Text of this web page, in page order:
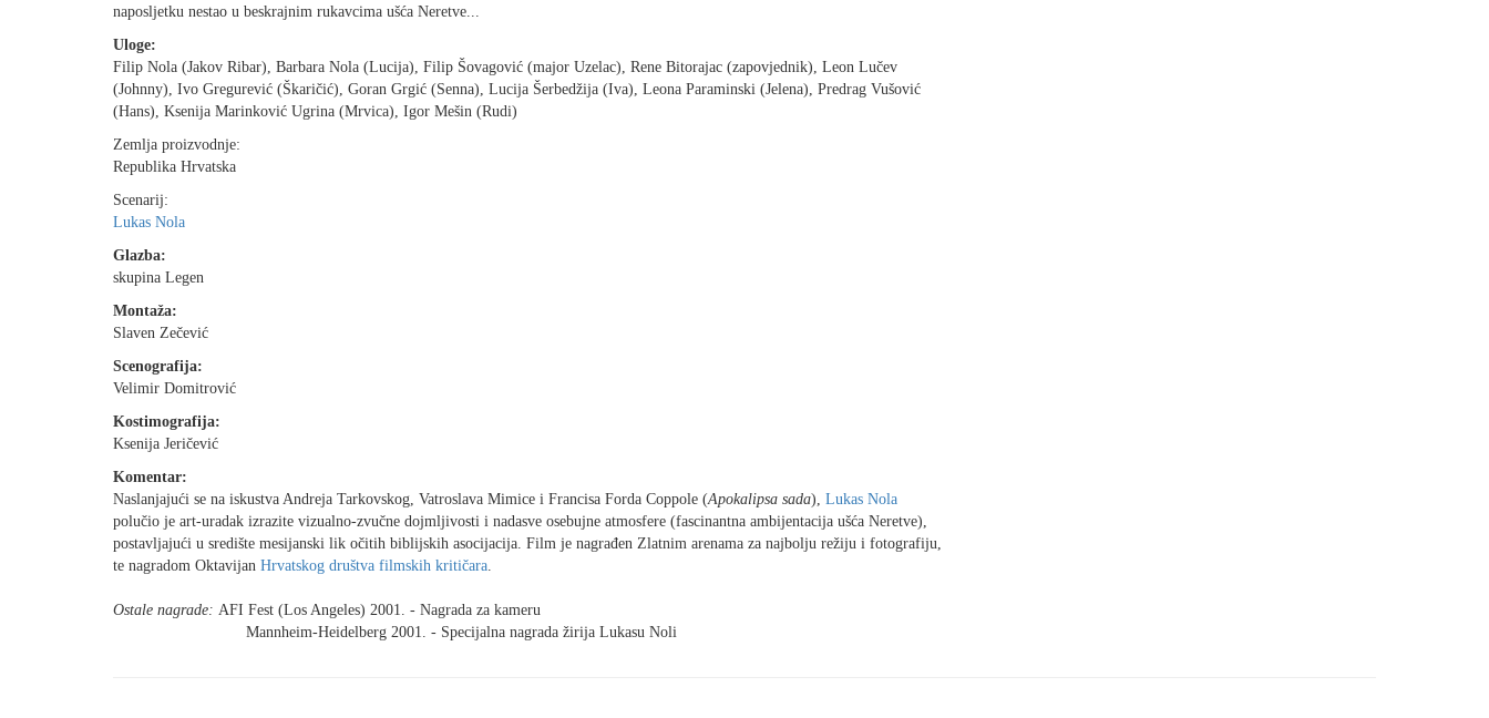
naposljetku nestao u beskrajnim rukavcima ušća Neretve...
Uloge:
Filip Nola (Jakov Ribar), Barbara Nola (Lucija), Filip Šovagović (major Uzelac), Rene Bitorajac (zapovjednik), Leon Lučev
(Johnny), Ivo Gregurević (Škaričić), Goran Grgić (Senna), Lucija Šerbedžija (Iva), Leona Paraminski (Jelena), Predrag Vušović
(Hans), Ksenija Marinković Ugrina (Mrvica), Igor Mešin (Rudi)
Zemlja proizvodnje:
Republika Hrvatska
Scenarij:
Lukas Nola
Glazba:
skupina Legen
Montaža:
Slaven Zečević
Scenografija:
Velimir Domitrović
Kostimografija:
Ksenija Jeričević
Komentar:
Naslanjajući se na iskustva Andreja Tarkovskog, Vatroslava Mimice i Francisa Forda Coppole (Apokalipsa sada), Lukas Nola
polučio je art-uradak izrazite vizualno-zvučne dojmljivosti i nadasve osebujne atmosfere (fascinantna ambijentacija ušća Neretve),
postavljajući u središte mesijanski lik očitih biblijskih asocijacija. Film je nagrađen Zlatnim arenama za najbolju režiju i fotografiju,
te nagradom Oktavijan Hrvatskog društva filmskih kritičara.
Ostale nagrade: AFI Fest (Los Angeles) 2001. - Nagrada za kameru
Mannheim-Heidelberg 2001. - Specijalna nagrada žirija Lukasu Noli